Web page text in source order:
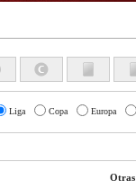
Liga Copa Europa
Otras